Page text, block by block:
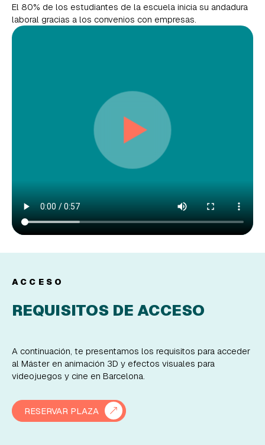
El 80% de los estudiantes de la escuela inicia su andadura
laboral gracias a los convenios con empresas.
ACCESO
REQUISITOS DE ACCESO
A continuación, te presentamos los requisitos para acceder
al Máster en animación 3D y efectos visuales para
videojuegos y cine en Barcelona.
RESERVAR PLAZA